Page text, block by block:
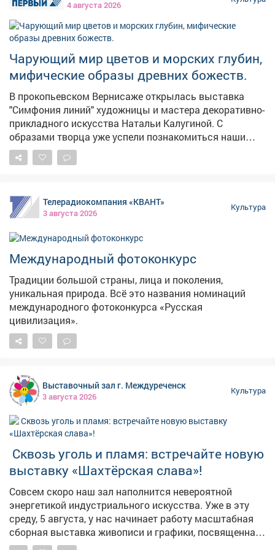
мгновения эти, Край любимый, сердцу родной, Богом
#ПоэтическийВторникЪ #мыскам70 #поэзияМысков
4 августа 2026
Чарующий мир цветов и морских глубин,
мифические образы древних божеств.
В прокопьевском Вернисаже открылась выставка
"Симфония линий" художницы и мастера декоративно-
прикладного искусства Натальи Калугиной. С
образами творца уже успели познакомиться наши
коллеги. #новости #культура #выставка
Телерадиокомпания «КВАНТ»
3 августа 2026
Культура
Международный фотоконкурс
Традиции большой страны, лица и поколения,
уникальная природа. Всё это названия номинаций
международного фотоконкурса «Русская
цивилизация».
Выставочный зал г. Междуреченск
3 августа 2026
Культура
️ Сквозь уголь и пламя: встречайте новую
выставку «Шахтёрская слава»!
Совсем скоро наш зал наполнится невероятной
энергетикой индустриального искусства. Уже в эту
среду, 5 августа, у нас начинает работу масштабная
сборная выставка живописи и графики, посвященная
труду, силе духа и суровой красоте шахтерского края.